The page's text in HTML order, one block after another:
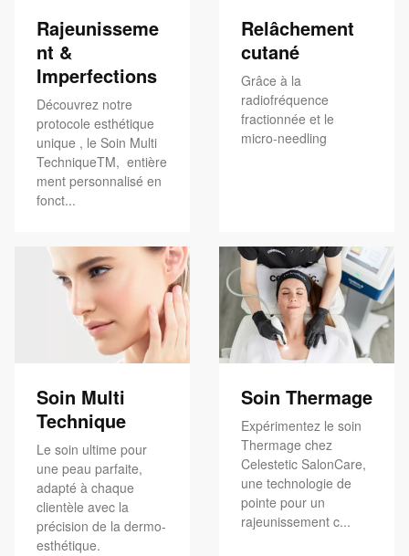
Rajeunisseme
nt &
Imperfections
Découvrez notre
protocole esthétique
unique , le Soin Multi
TechniqueTM, entière
ment personnalisé en
fonct...
Relâchement
cutané
Grâce à la
radiofréquence
fractionnée et le
micro-needling
Soin Multi
Technique
Le soin ultime pour
une peau parfaite,
adapté à chaque
clientèle avec la
précision de la dermo-
esthétique.
Soin Thermage
Expérimentez le soin
Thermage chez
Celestetic SalonCare,
une technologie de
pointe pour un
rajeunissement c...